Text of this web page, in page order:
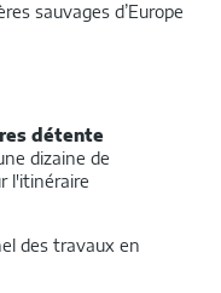
sauvages d’Europe
détente
dizaine de
l'itinéraire
des travaux en